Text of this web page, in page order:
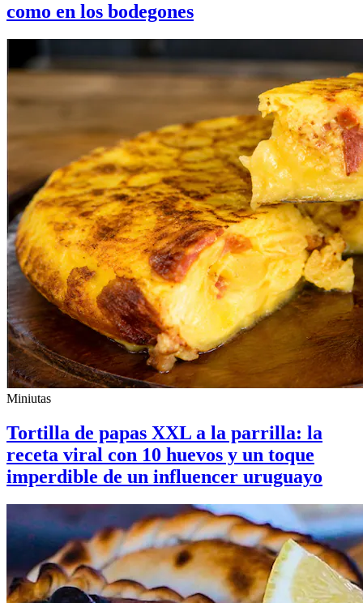
como en los bodegones
Miniutas
Tortilla de papas XXL a la parrilla: la
receta viral con 10 huevos y un toque
imperdible de un influencer uruguayo